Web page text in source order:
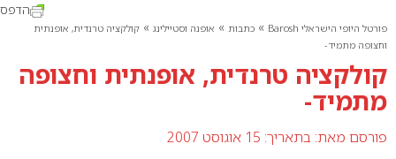
פורטל היופי הישראלי Barosh » כתבות » אופנה וסטיילינג » קולקציה טרנדית, אופנתית
וחצופה מתמיד-
קולקציה טרנדית, אופנתית וחצופה
מתמיד-
פורסם מאת: בתאריך: 15 אוגוסט 2007
הדפס